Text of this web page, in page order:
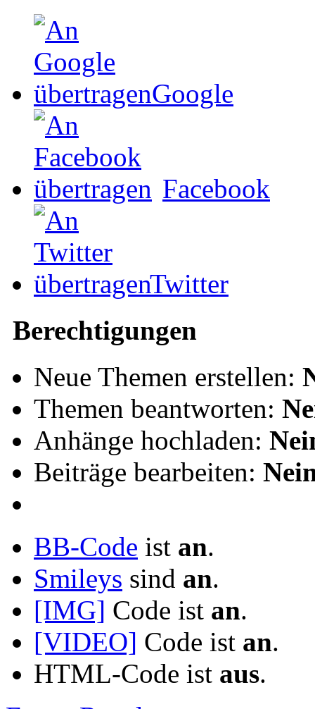
Google
Facebook
Twitter
Berechtigungen
Neue Themen erstellen:
Themen beantworten:
Anhänge hochladen:
Beiträge bearbeiten:
BB-Code ist an.
Smileys sind an.
[IMG] Code ist an.
[VIDEO] Code ist an.
HTML-Code ist aus.